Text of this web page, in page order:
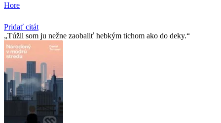
Hore
Pridať citát
Túžil som ju nežne zaobaliť hebkým tichom ako do deky.